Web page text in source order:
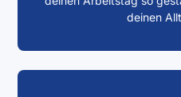
deinen